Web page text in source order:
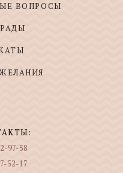
ВОПРОСЫ
97-58
52-17